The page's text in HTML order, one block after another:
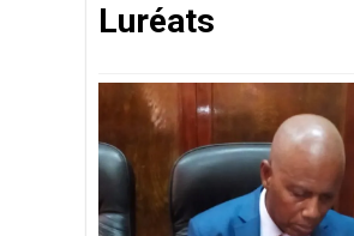
Luréats